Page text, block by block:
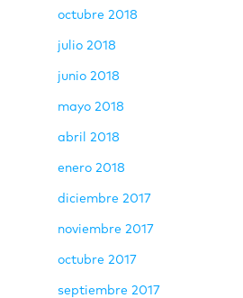
octubre 2018
julio 2018
junio 2018
mayo 2018
abril 2018
enero 2018
diciembre 2017
noviembre 2017
octubre 2017
septiembre 2017